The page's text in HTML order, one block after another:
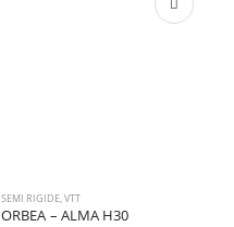
SEMI RIGIDE,VTT
ORBEA – ALMA H30